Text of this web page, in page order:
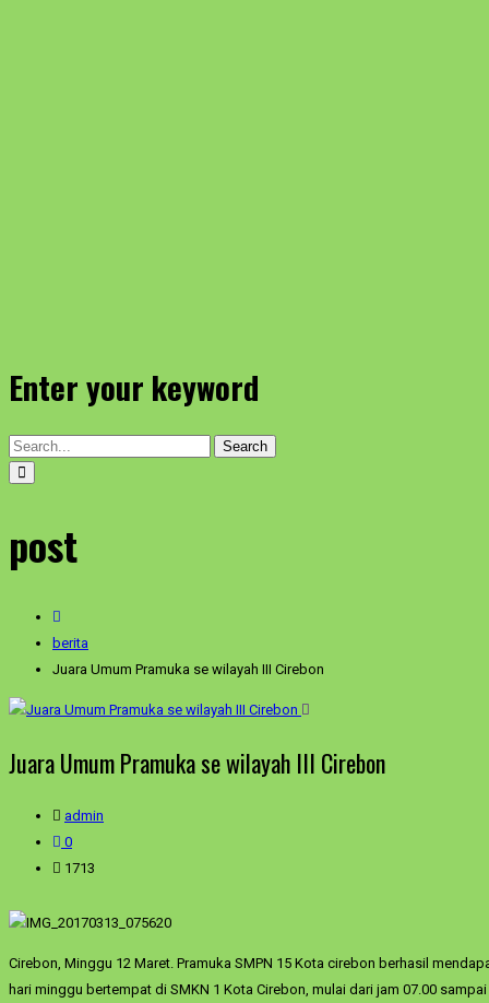
Enter your keyword
Search
post
berita
Juara Umum Pramuka se wilayah III Cirebon
Juara Umum Pramuka se wilayah III Cirebon
admin
0
1713
Cirebon, Minggu 12 Maret. Pramuka SMPN 15 Kota cirebon berhasil
hari minggu bertempat di SMKN 1 Kota Cirebon, mulai dari jam 07.00